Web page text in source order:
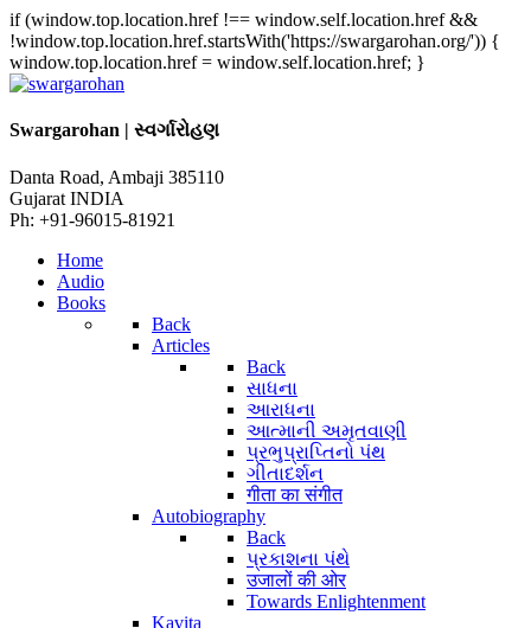
if (window.top.location.href !== window.self.location.href &&
!window.top.location.href.startsWith('https://swargarohan.org/')) {
window.top.location.href = window.self.location.href; }
Swargarohan | સ્વર્ગારોહણ
Danta Road, Ambaji 385110
Gujarat INDIA
Ph: +91-96015-81921
Home
Audio
Books
Back
Articles
Back
સાધના
આરાધના
આત્માની અમૃતવાણી
પ્રભુપ્રાપ્તિનો પંથ
ગીતાદર્શન
गीता का संगीत
Autobiography
Back
પ્રકાશના પંથે
उजालों की ओर
Towards Enlightenment
Kavita